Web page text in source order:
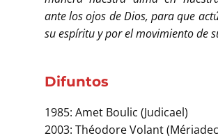
ante los ojos de Dios, para que
su espíritu y por el movimiento de
Difuntos
1985: Amet Boulic (Judicael)
2003: Théodore Volant